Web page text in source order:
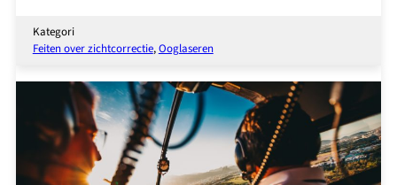
by
Clinics
alle
sterktes
en
cilinderafwijkingen
corrigeren?
Kategori
Feiten over zichtcorrectie, Ooglaseren